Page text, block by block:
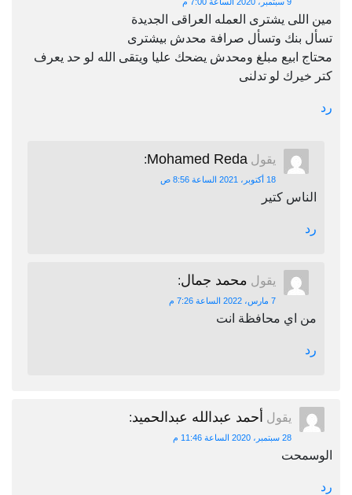
مين اللى يشترى العمله العراقى الجديدة
تسأل بنك وتسأل صرافة محدش بيشترى
محتاج ابيع مبلغ ومحدش يضحك عليا ويتقى الله لو حد يعرف
كتر خيرك لو تدلنى
رد
يقول Mohamed Reda
:
18 أكتوبر، 2021 الساعة 8:56 ص
الناس كتير
رد
يقول محمد جمال:
7 مارس، 2022 الساعة 7:26 م
من اي محافظة انت
رد
يقول أحمد عبدالله عبدالحميد:
28 سبتمبر، 2020 الساعة 11:46 م
الوسمحت
رد